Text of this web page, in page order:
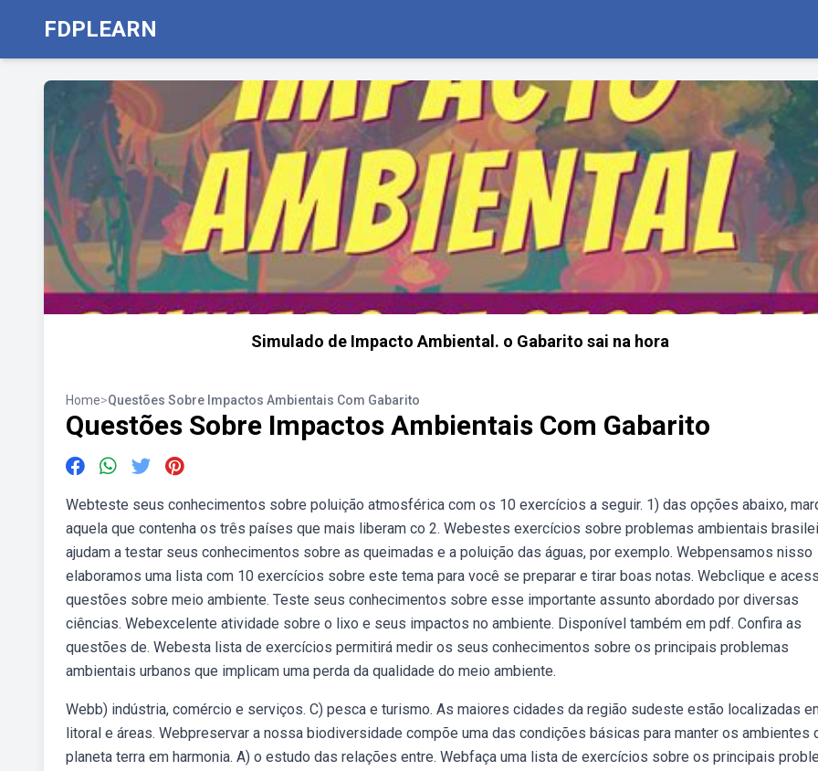
FDPLEARN
Simulado de Impacto Ambiental. o Gabarito sai na hora
Home>Questões Sobre Impactos Ambientais Com Gabarito
Questões Sobre Impactos Ambientais Com Gabarito
Webteste seus conhecimentos sobre poluição atmosférica com os 10 exercícios a seguir. 1) das opções abaixo,
aquela que contenha os três países que mais liberam co 2. Webestes exercícios sobre problemas ambientais
ajudam a testar seus conhecimentos sobre as queimadas e a poluição das águas, por exemplo. Webpensamos nisso
elaboramos uma lista com 10 exercícios sobre este tema para você se preparar e tirar boas notas. Webclique e
questões sobre meio ambiente. Teste seus conhecimentos sobre esse importante assunto abordado por diversas
ciências. Webexcelente atividade sobre o lixo e seus impactos no ambiente. Disponível também em pdf. Confira as
questões de. Webesta lista de exercícios permitirá medir os seus conhecimentos sobre os principais problemas
ambientais urbanos que implicam uma perda da qualidade do meio ambiente.
Webb) indústria, comércio e serviços. C) pesca e turismo. As maiores cidades da região sudeste estão localizadas
litoral e áreas. Webpreservar a nossa biodiversidade compõe uma das condições básicas para manter os ambientes
planeta terra em harmonia. A) o estudo das relações entre. Webfaça uma lista de exercícios sobre os principais